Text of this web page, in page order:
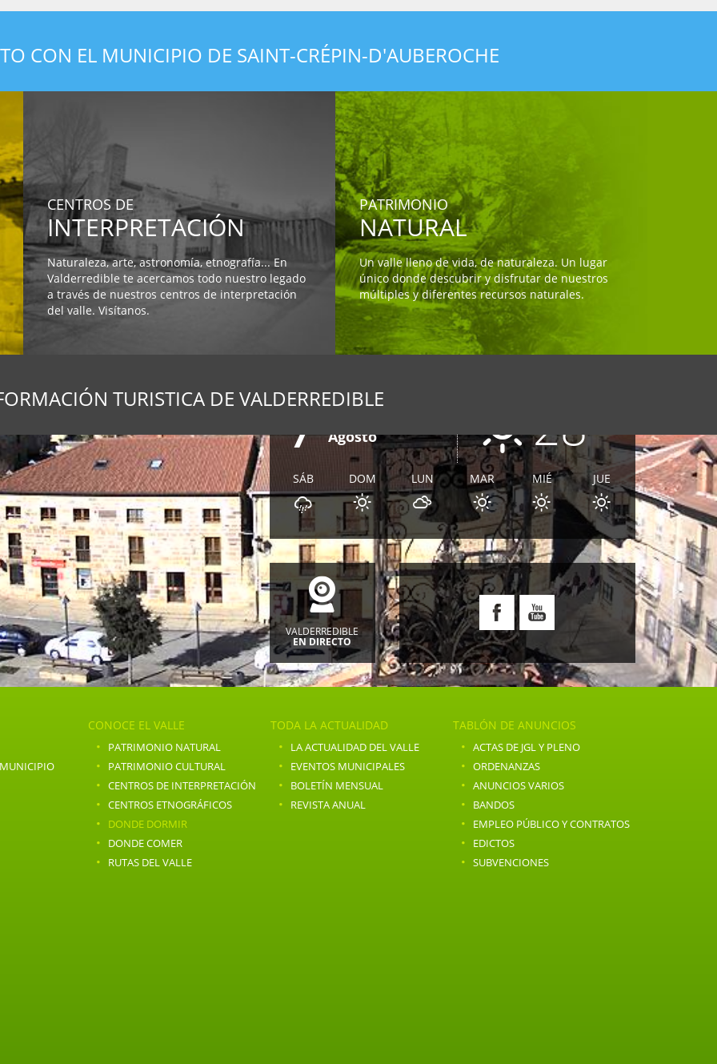
CON EL MUNICIPIO DE SAINT-CRÉPIN-D'AUBEROCHE
CENTROS DE
INTERPRETACIÓN
Naturaleza, arte, astronomía, etnografía... En
Valderredible te acercamos todo nuestro legado
a través de nuestros centros de interpretación
del valle. Visítanos.
PATRIMONIO
NATURAL
Un valle lleno de vida, de naturaleza. Un lugar
único donde descubrir y disfrutar de nuestros
múltiples y diferentes recursos naturales.
TURISTICA DE VALDERREDIBLE 28
7 Agosto
SÁB DOM LUN MAR MIÉ JUE
VALDERREDIBLE
EN DIRECTO
CONOCE EL VALLE
· PATRIMONIO NATURAL
· PATRIMONIO CULTURAL
· CENTROS DE INTERPRETACIÓN
· CENTROS ETNOGRÁFICOS
· DONDE DORMIR
· DONDE COMER
· RUTAS DEL VALLE
TODA LA ACTUALIDAD
· LA ACTUALIDAD DEL VALLE
· EVENTOS MUNICIPALES
· BOLETÍN MENSUAL
· REVISTA ANUAL
TABLÓN DE ANUNCIOS
· ACTAS DE JGL Y PLENO
· ORDENANZAS
· ANUNCIOS VARIOS
· BANDOS
· EMPLEO PÚBLICO Y CONTRATOS
· EDICTOS
· SUBVENCIONES